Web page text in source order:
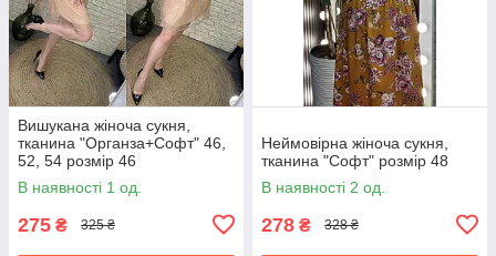
Вишукана жіноча сукня,
тканина "Органза+Софт" 46,
52, 54 розмір 46
В наявності 1 од.
275 ₴ 325 ₴
Неймовірна жіноча сукня,
тканина "Софт" розмір 48
В наявності 2 од.
278 ₴ 328 ₴